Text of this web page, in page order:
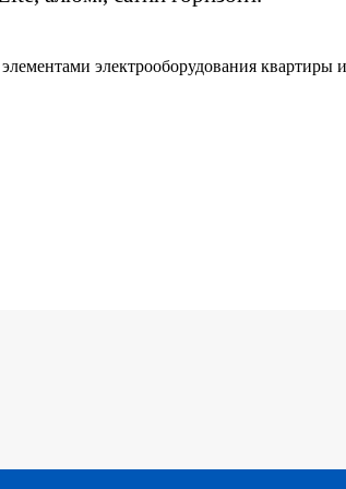
электрооборудования квартиры